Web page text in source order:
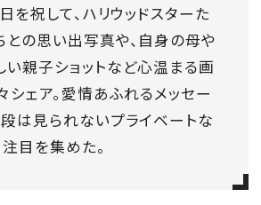
を祝して、ハリウッドスターた
の思い出写真や、自身の母や
親子ショットなど心温まる画
ェア。愛情あふれるメッセー
は見られないプライベートな
目を集めた。